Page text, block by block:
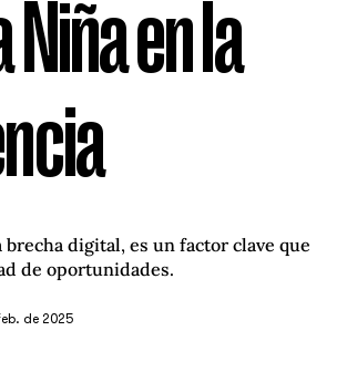
Niña en la
digital, es un factor clave que
de oportunidades.
de 2025